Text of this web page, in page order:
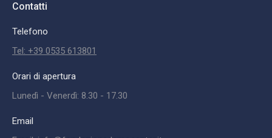
Contatti
Telefono
Tel: +39 0535 613801
Orari di apertura
Lunedì - Venerdì: 8.30 - 17.30
Email